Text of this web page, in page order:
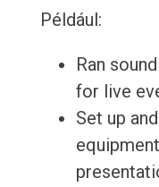
Például:
Ran
for live
Set up